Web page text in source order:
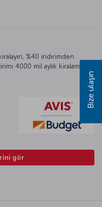
%40 indirimden
4000 mil aylık kiralamada
gör
Bize ulaşın